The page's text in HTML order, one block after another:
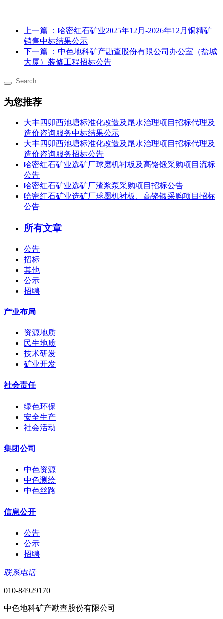
上一篇
：哈密红石矿业2025年12月-2026年12月铜精矿
销售中标结果公示
下一篇
：中色地科矿产勘查股份有限公司办公室（盐城
大厦）装修工程招标公告
为您推荐
大丰四卯酉池塘标准化改造及尾水治理项目招标代理及
造价咨询服务中标结果公示
大丰四卯酉池塘标准化改造及尾水治理项目招标代理及
造价咨询服务招标公告
哈密红石矿业选矿厂球磨机衬板及高铬锻采购项目流标
公告
哈密红石矿业选矿厂渣浆泵采购项目招标公告
哈密红石矿业选矿厂球墨机衬板、高铬锻采购项目招标
公告
所有文章
公告
招标
其他
公示
招聘
产业布局
资源地质
民生地质
技术研发
矿业开发
社会责任
绿色环保
安全生产
社会活动
集团公司
中色资源
中色测绘
中色丝路
信息公开
公告
公示
招聘
联系电话
010-84929170
中色地科矿产勘查股份有限公司